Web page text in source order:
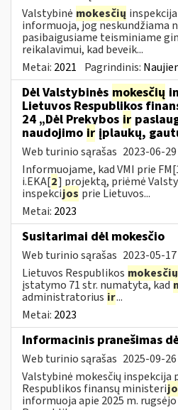
Valstybinė mokesčių
informuoja, jog neskundžiama
pasibaigusiame teisminiame
reikalavimui, kad beveik...
Metai: 2021 Pagrindinis:
Dėl Valstybinės mokesčių
Lietuvos Respublikos
24 „Dėl Prekybos ir
naudojimo ir įplaukų,
Web turinio sąrašas 2023-06-29
Informuojame, kad VMI prie
i.EKA[2] projektą, priėmė
inspekcijos prie Lietuvos...
Metai: 2023
Susitarimai dėl mokesčio
Web turinio sąrašas 2023-05-17
Lietuvos Respublikos mokesčių
įstatymo 71 str. numatyta, kad
administratorius ir...
Metai: 2023
Informacinis pranešimas
Web turinio sąrašas 2025-09-26
Valstybinė mokesčių inspekcija
Respublikos finansų ministeri
informuoja apie 2025 m.